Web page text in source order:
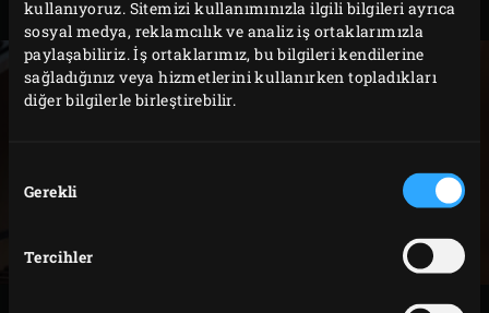
kullanıyoruz. Sitemizi kullanımınızla ilgili bilgileri ayrıca
sosyal medya, reklamcılık ve analiz iş ortaklarımızla
paylaşabiliriz. İş ortaklarımız, bu bilgileri kendilerine
sağladığınız veya hizmetlerini kullanırken topladıkları
diğer bilgilerle birleştirebilir.
Seçimi
Gerekli
Tercihler
Productcode 119575